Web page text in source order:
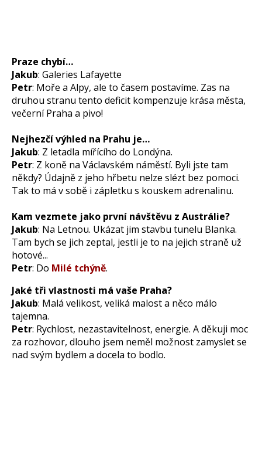
Praze chybí…
Jakub: Galeries Lafayette
Petr: Moře a Alpy, ale to časem postavíme. Zas na
druhou stranu tento deficit kompenzuje krása města,
večerní Praha a pivo!
Nejhezčí výhled na Prahu je…
Jakub: Z letadla mířícího do Londýna.
Petr: Z koně na Václavském náměstí. Byli jste tam
někdy? Údajně z jeho hřbetu nelze slézt bez pomoci.
Tak to má v sobě i zápletku s kouskem adrenalinu.
Kam vezmete jako první návštěvu z Austrálie?
Jakub: Na Letnou. Ukázat jim stavbu tunelu Blanka.
Tam bych se jich zeptal, jestli je to na jejich straně už
hotové...
Petr: Do Milé tchýně.
Jaké tři vlastnosti má vaše Praha?
Jakub: Malá velikost, veliká malost a něco málo
tajemna.
Petr: Rychlost, nezastavitelnost, energie. A děkuji moc
za rozhovor, dlouho jsem neměl možnost zamyslet se
nad svým bydlem a docela to bodlo.